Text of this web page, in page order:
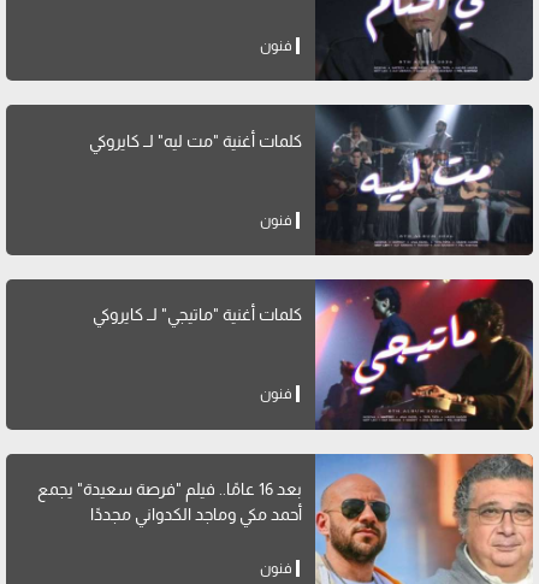
فنون
كلمات أغنية "مت ليه" لــ كايروكي
فنون
كلمات أغنية "ماتيجي" لــ كايروكي
فنون
بعد 16 عامًا.. فيلم "فرصة سعيدة" يجمع
أحمد مكي وماجد الكدواني مجددًا
فنون